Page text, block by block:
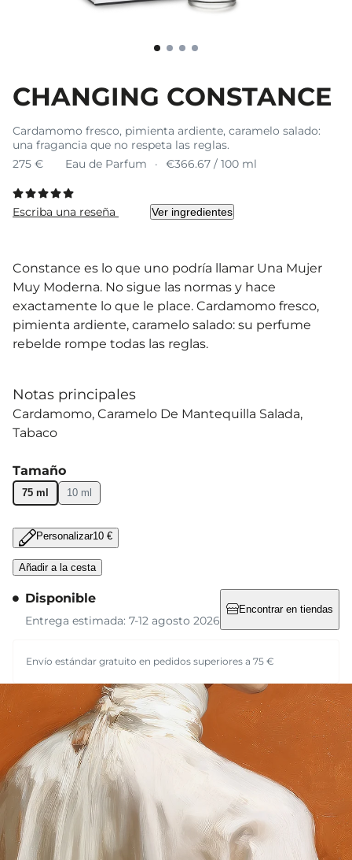
CHANGING CONSTANCE
Cardamomo fresco, pimienta ardiente, caramelo salado:
una fragancia que no respeta las reglas.
275 €
Eau de Parfum €366.67 / 100 ml
Escriba una reseña Ver ingredientes
Constance es lo que uno podría llamar Una Mujer
Muy Moderna. No sigue las normas y hace
exactamente lo que le place. Cardamomo fresco,
pimienta ardiente, caramelo salado: su perfume
rebelde rompe todas las reglas.
Notas principales
Cardamomo Caramelo De Mantequilla Salada
Tabaco
Tamaño
75 ml 10 ml
Personalizar10 €
Añadir a la cesta
Disponible
Entrega estimada: 7-12 agosto 2026
Encontrar en tiendas
Envío estándar gratuito en pedidos superiores a 75 €